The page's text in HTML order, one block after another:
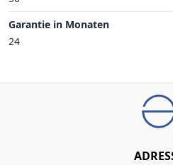
Garantie in Monaten
24